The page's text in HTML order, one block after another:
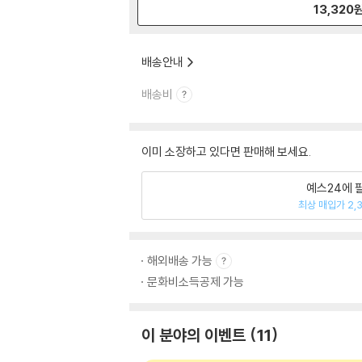
13,320
배송안내
배송비
이미 소장하고 있다면 판매해 보세요.
예스24에
최상 매입가
해외배송 가능
문화비소득공제 가능
이 분야의 이벤트 11